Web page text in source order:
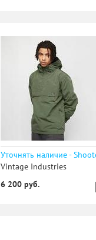
Vintage Industries
6 200 руб.